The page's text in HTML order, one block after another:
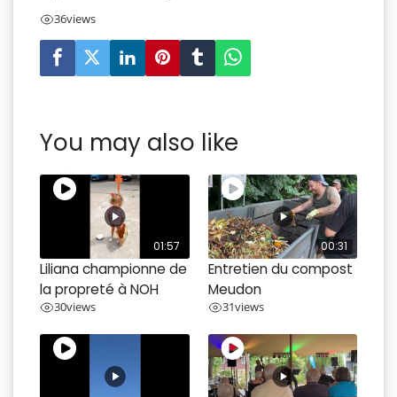
36views
You may also like
01:57
Liliana championne de
la propreté à NOH
30views
00:31
Entretien du compost
Meudon
31views